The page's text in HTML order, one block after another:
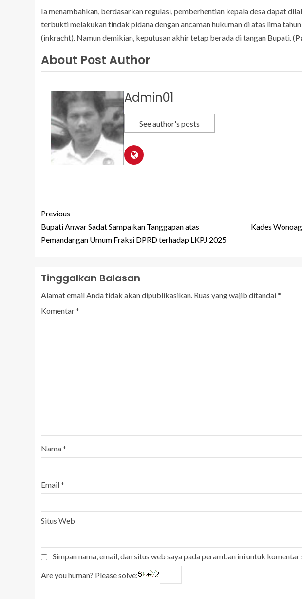
Ia menambahkan, berdasarkan regulasi, pemberhentian kepala desa dapat
terbukti melakukan tindak pidana dengan ancaman hukuman di atas lima
(inkracht). Namun demikian, keputusan akhir tetap berada di tangan Bupati. (
About Post Author
Admin01
See author's posts
Previous
Bupati Anwar Sadat Sampaikan Tanggapan atas
Pemandangan Umum Fraksi DPRD terhadap LKPJ 2025
Kades
Tinggalkan Balasan
Alamat email Anda tidak akan dipublikasikan. Ruas yang wajib ditandai*
Komentar*
Nama*
Email*
Situs Web
Simpan nama, email, dan situs web saya pada peramban ini untuk komentar
Are you human? Please solve: